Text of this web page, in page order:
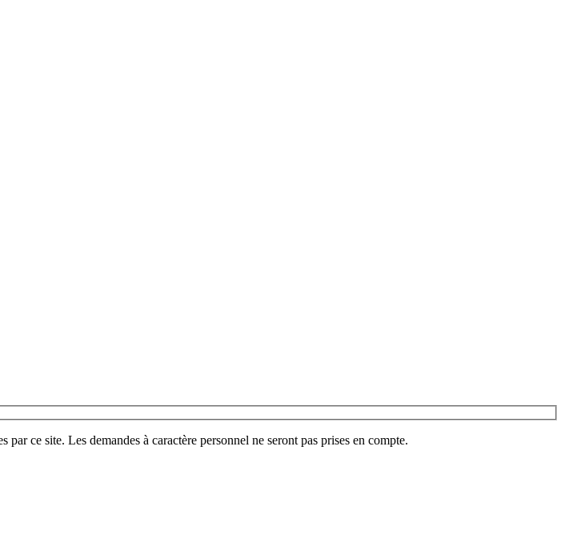
par ce site. Les demandes à caractère personnel ne seront pas prises en compte.